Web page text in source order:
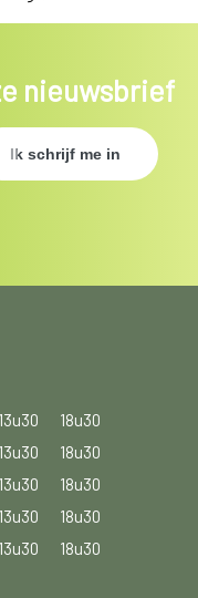
nieuwsbrief
13u30
18u30
13u30
18u30
13u30
18u30
13u30
18u30
13u30
18u30